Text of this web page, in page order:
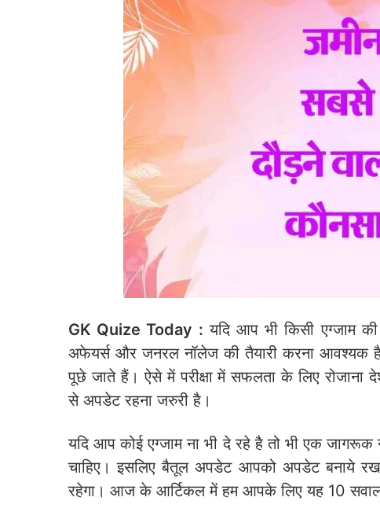
GK Quize Today : यदि आप भी किसी एग्जाम
अफेयर्स और जनरल नॉलेज की तैयारी करना
पूछे जाते हैं। ऐसे में परीक्षा में सफलता के लिए
से अपडेट रहना जरुरी है।
यदि आप कोई एग्जाम ना भी दे रहे है तो भी एक
चाहिए। इसलिए बैतूल अपडेट आपको अपडेट बनाये
रहेगा। आज के आर्टिकल में हम आपके लिए यह 10